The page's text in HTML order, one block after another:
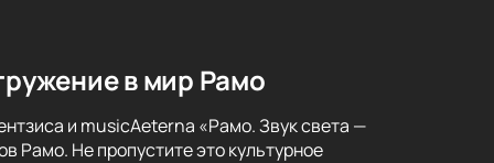
в мир Рамо
и musicAeterna «Рамо. Звук света —
Рамо. Не пропустите это культурное